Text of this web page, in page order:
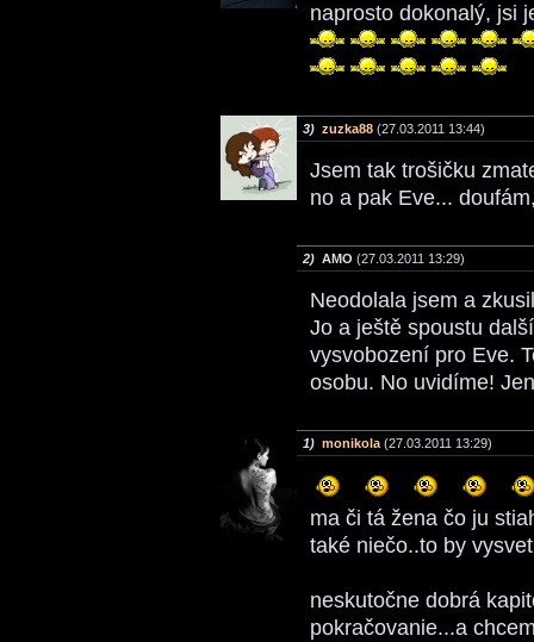
naprosto dokonalý, jsi
3) zuzka88 (27.03.2011 13:44)
Jsem tak trošičku
no a pak Eve...
2) AMO (27.03.2011 13:29)
Neodolala jsem a
Jo a ještě spoustu
vysvobození pro Eve.
osobu. No uvidíme!
1) monikola (27.03.2011 13:29)
ma či tá žena čo ju
také niečo..to by
neskutočne dobrá
pokračovanie...a